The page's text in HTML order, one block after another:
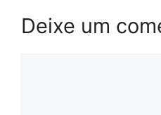
Deixe um